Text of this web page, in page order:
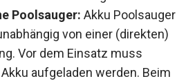
Poolsauger: Akku Poolsauger
von einer (direkten)
Vor dem Einsatz muss
aufgeladen werden. Beim